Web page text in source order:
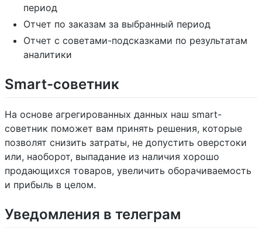
период
Отчет по заказам за выбранный период
Отчет с советами-подсказками по результатам
аналитики
Smart-советник
На основе агрегированных данных наш smart-
советник поможет вам принять решения, которые
позволят снизить затраты, не допустить оверстоки
или, наоборот, выпадание из наличия хорошо
продающихся товаров, увеличить оборачиваемость
и прибыль в целом.
Уведомления в телеграм